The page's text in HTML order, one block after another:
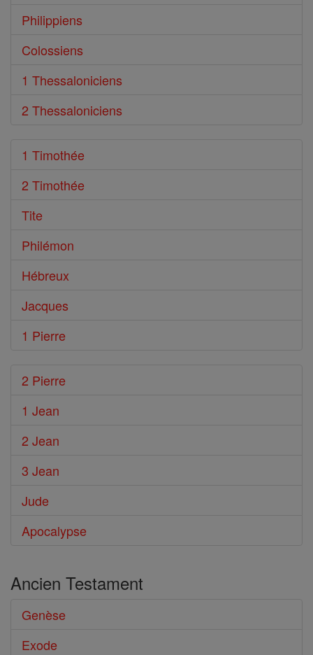
Philippiens
Colossiens
1 Thessaloniciens
2 Thessaloniciens
1 Timothée
2 Timothée
Tite
Philémon
Hébreux
Jacques
1 Pierre
2 Pierre
1 Jean
2 Jean
3 Jean
Jude
Apocalypse
Ancien Testament
Genèse
Exode